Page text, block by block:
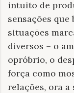
intuito de
sensações
situações
diversos – o
opróbrio, o
força como
relações, ora